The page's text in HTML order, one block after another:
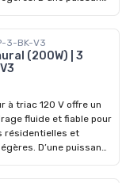
meilleure gestion de
un format compact.
DEL, il assure une
3-BK-V3
| 3
à triac 120 V offre un
fluide et fiable pour
résidentielles et
D’une puissance